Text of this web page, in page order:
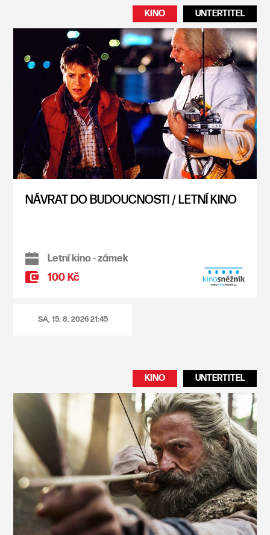
KINO UNTERTITEL
NÁVRAT DO BUDOUCNOSTI / LETNÍ KINO
Letní kino - zámek
100 Kč
SA, 15. 8. 202621:45
KINO UNTERTITEL